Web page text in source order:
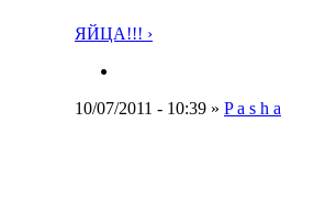
ЯЙЦА!!! ›
10/07/2011 - 10:39 » P a s h a